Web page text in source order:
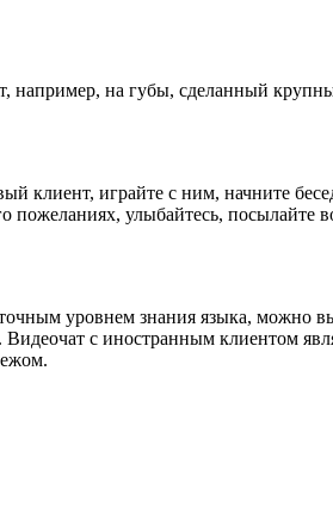
на губы, сделанный
клиент, играйте с ним, начните
улыбайтесь, посылайте
уровнем знания языка, можно
с иностранным клиентом